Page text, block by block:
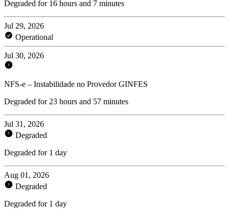
Degraded for 16 hours and 7 minutes
Jul 29, 2026
Operational
Jul 30, 2026
NFS-e – Instabilidade no Provedor GINFES
Degraded for 23 hours and 57 minutes
Jul 31, 2026
Degraded
Degraded for 1 day
Aug 01, 2026
Degraded
Degraded for 1 day